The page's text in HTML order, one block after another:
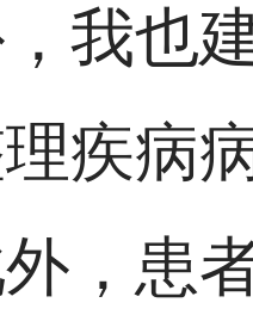
我也
疾病
，患